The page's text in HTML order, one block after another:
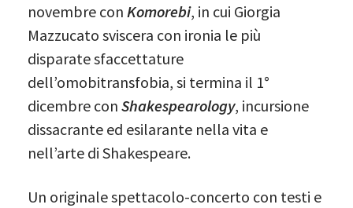
novembre con Komorebi, in cui Giorgia
Mazzucato sviscera con ironia le più
disparate sfaccettature
dell’omobitransfobia, si termina il 1°
dicembre con Shakespearology, incursione
dissacrante ed esilarante nella vita e
nell’arte di Shakespeare.
Un originale spettacolo-concerto con testi e